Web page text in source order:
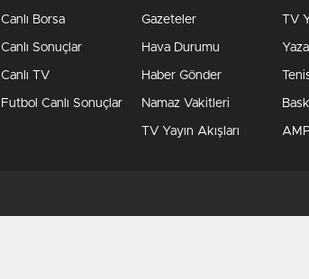
Canlı Borsa
Canlı Sonuçlar
Canlı TV
Futbol Canlı Sonuçlar
Gazeteler
Hava Durumu
Haber Gönder
Namaz Vakitleri
TV Yayın Akışları
TV